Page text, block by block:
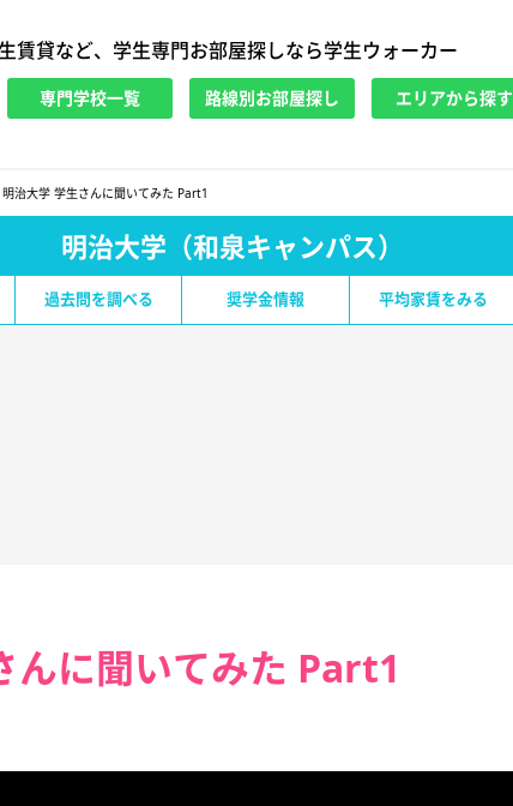
賃貸など、学生専門お部屋探しなら学生ウォーカー
専門学校一覧 路線別お部屋探し エリアから探す
明治大学 学生さんに聞いてみた Part1
明治大学（和泉キャンパス）
過去問を調べる 奨学金情報 平均家賃をみる
んに聞いてみた Part1